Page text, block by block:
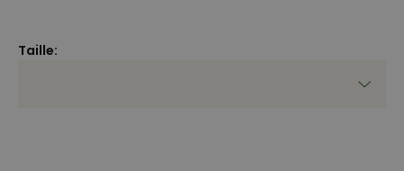
Taille: